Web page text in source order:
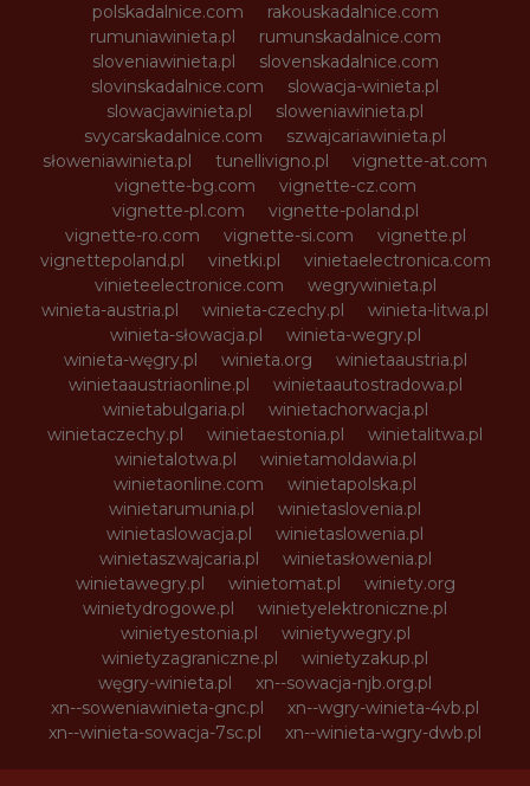
polskadalnice.com
rakouskadalnice.com
rumuniawinieta.pl
rumunskadalnice.com
sloveniawinieta.pl
slovenskadalnice.com
slovinskadalnice.com
slowacja-winieta.pl
slowacjawinieta.pl
sloweniawinieta.pl
svycarskadalnice.com
szwajcariawinieta.pl
słoweniawinieta.pl
tunellivigno.pl
vignette-at.com
vignette-bg.com
vignette-cz.com
vignette-pl.com
vignette-poland.pl
vignette-ro.com
vignette-si.com
vignette.pl
vignettepoland.pl
vinetki.pl
vinietaelectronica.com
vinieteelectronice.com
wegrywinieta.pl
winieta-austria.pl
winieta-czechy.pl
winieta-litwa.pl
winieta-słowacja.pl
winieta-wegry.pl
winieta-węgry.pl
winieta.org
winietaaustria.pl
winietaaustriaonline.pl
winietaautostradowa.pl
winietabulgaria.pl
winietachorwacja.pl
winietaczechy.pl
winietaestonia.pl
winietalitwa.pl
winietalotwa.pl
winietamoldawia.pl
winietaonline.com
winietapolska.pl
winietarumunia.pl
winietaslovenia.pl
winietaslowacja.pl
winietaslowenia.pl
winietaszwajcaria.pl
winietasłowenia.pl
winietawegry.pl
winietomat.pl
winiety.org
winietydrogowe.pl
winietyelektroniczne.pl
winietyestonia.pl
winietywegry.pl
winietyzagraniczne.pl
winietyzakup.pl
węgry-winieta.pl
xn--sowacja-njb.org.pl
xn--soweniawinieta-gnc.pl
xn--wgry-winieta-4vb.pl
xn--winieta-sowacja-7sc.pl
xn--winieta-wgry-dwb.pl